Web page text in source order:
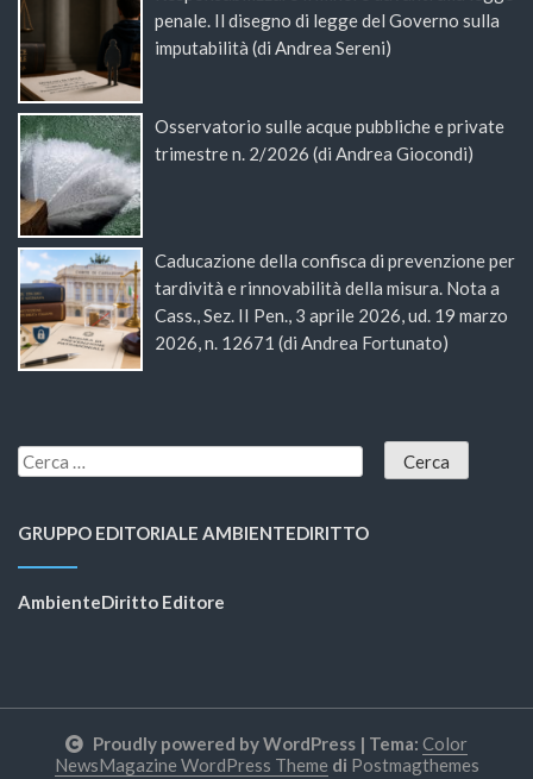
penale. Il disegno di legge del Governo sulla
imputabilità (di Andrea Sereni)
Osservatorio sulle acque pubbliche e private
trimestre n. 2/2026 (di Andrea Giocondi)
Caducazione della confisca di prevenzione per
tardività e rinnovabilità della misura. Nota a
Cass., Sez. II Pen., 3 aprile 2026, ud. 19 marzo
2026, n. 12671 (di Andrea Fortunato)
GRUPPO EDITORIALE AMBIENTEDIRITTO
AmbienteDiritto Editore
Proudly powered by WordPress | Tema: Color
NewsMagazine WordPress Theme di Postmagthemes